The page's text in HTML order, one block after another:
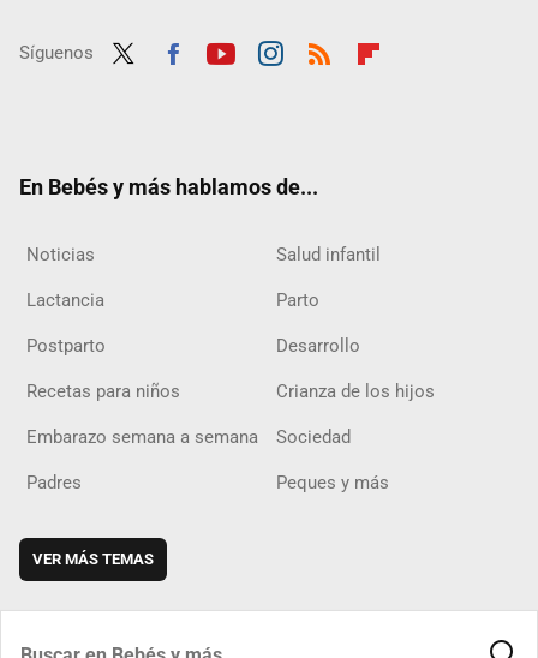
Síguenos
En Bebés y más hablamos de...
Noticias Salud infantil
Lactancia Parto
Postparto Desarrollo
Recetas para niños Crianza de los hijos
Embarazo semana a semana Sociedad
Padres Peques y más
VER MÁS TEMAS